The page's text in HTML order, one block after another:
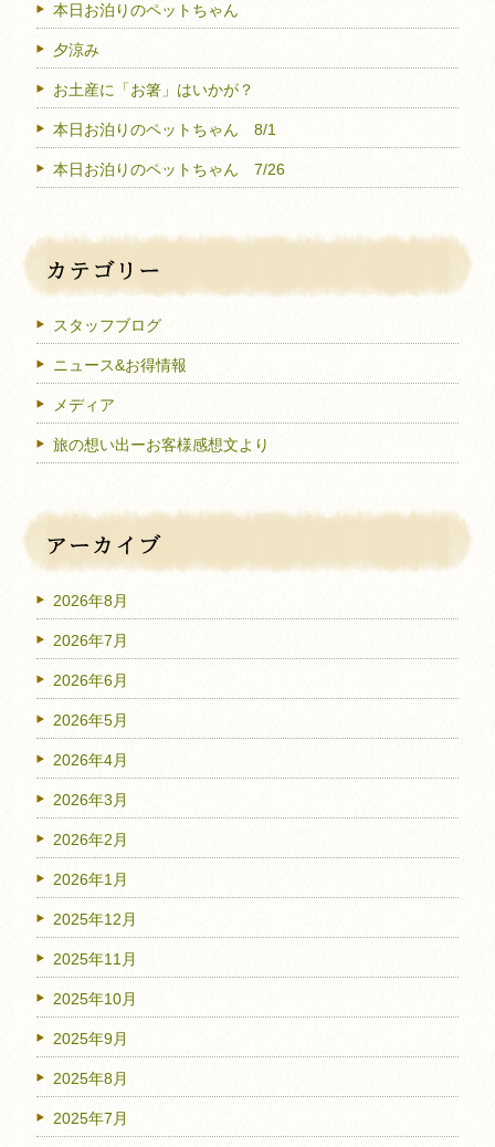
本日お泊りのペットちゃん
夕涼み
お土産に「お箸」はいかが？
本日お泊りのペットちゃん 8/1
本日お泊りのペットちゃん 7/26
スタッフブログ
ニュース&お得情報
メディア
旅の想い出ーお客様感想文より
2026年8月
2026年7月
2026年6月
2026年5月
2026年4月
2026年3月
2026年2月
2026年1月
2025年12月
2025年11月
2025年10月
2025年9月
2025年8月
2025年7月